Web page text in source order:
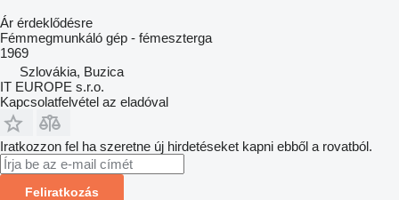
Ár érdeklődésre
Fémmegmunkáló gép - fémeszterga
1969
Szlovákia, Buzica
IT EUROPE s.r.o.
Kapcsolatfelvétel az eladóval
Iratkozzon fel ha szeretne új hirdetéseket kapni ebből a rovatból.
Feliratkozás